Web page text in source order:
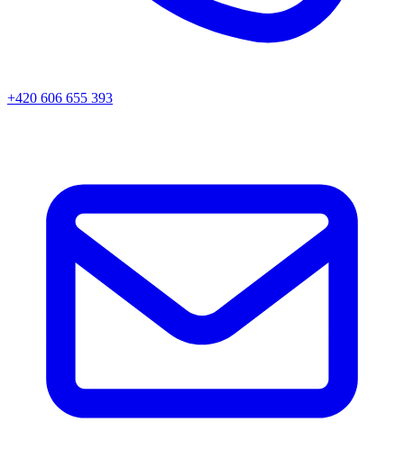
+420 606 655 393